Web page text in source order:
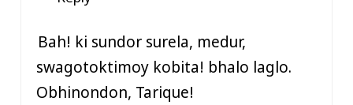
Bah! ki sundor surela, medur,
swagotoktimoy kobita! bhalo laglo.
Obhinondon, Tarique!